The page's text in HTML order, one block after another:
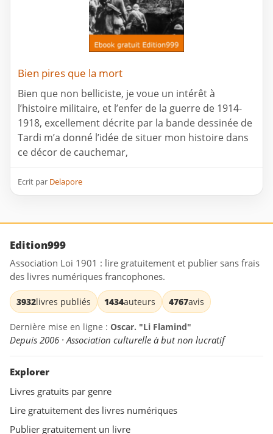
Bien pires que la mort
Bien que non belliciste, je voue un intérêt à
l’histoire militaire, et l’enfer de la guerre de 1914-
1918, excellement décrite par la bande dessinée de
Tardi m’a donné l’idée de situer mon histoire dans
ce décor de cauchemar,
Ecrit par Delapore
Edition999
Association Loi 1901 : lire gratuitement et publier sans frais
des livres numériques francophones.
3932livres publiés 1434auteurs 4767avis
Dernière mise en ligne : Oscar. "Li Flamind"
Depuis 2006 · Association culturelle à but non lucratif
Explorer
Livres gratuits par genre
Lire gratuitement des livres numériques
Publier gratuitement un livre